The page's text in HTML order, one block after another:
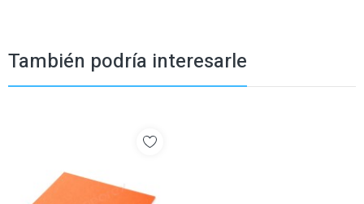
También podría interesarle